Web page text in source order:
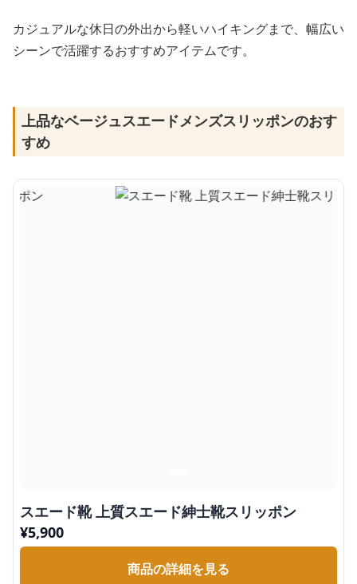
カジュアルな休日の外出から軽いハイキングまで、幅広い
シーンで活躍するおすすめアイテムです。
上品なベージュスエードメンズスリッポンのおす
すめ
スエード靴 上質スエード紳士靴スリッポン
¥5,900
商品の詳細を見る